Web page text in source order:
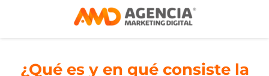
¿Qué es y en qué consiste la